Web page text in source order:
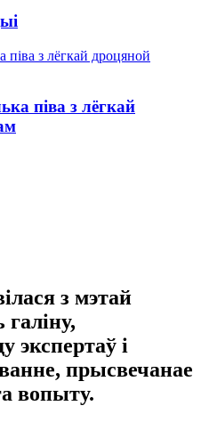
піва з лёгкай
з мэтай
экспертаў і
прысвечанае
вопыту.